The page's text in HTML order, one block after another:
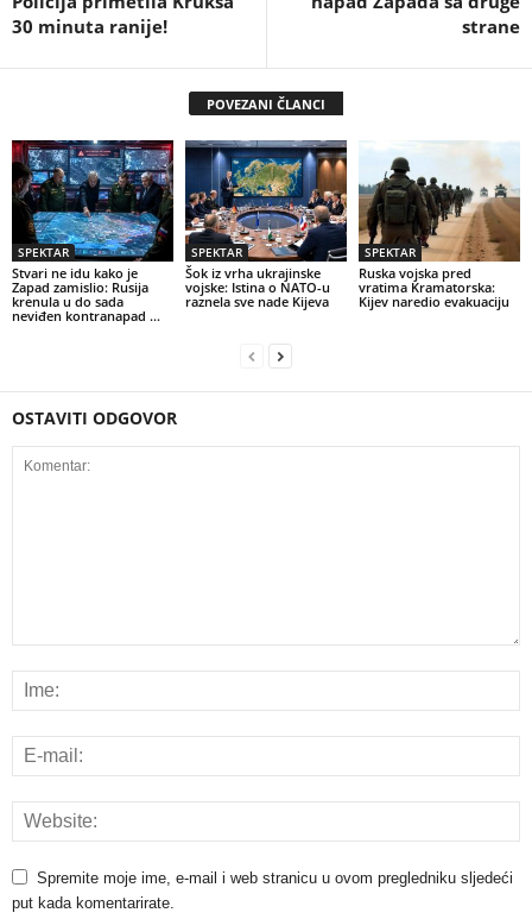
30 minuta ranije!
strane
POVEZANI ČLANCI
SPEKTAR
Stvari ne idu kako je
Zapad zamislio: Rusija
krenula u do sada
neviđen kontranapad …
SPEKTAR
Šok iz vrha ukrajinske
vojske: Istina o NATO-u
raznela sve nade Kijeva
SPEKTAR
Ruska vojska pred
vratima Kramatorska:
Kijev naredio evakuaciju
OSTAVITI ODGOVOR
Spremite moje ime, e-mail i web stranicu u ovom pregledniku sljedeći
put kada komentarirate.